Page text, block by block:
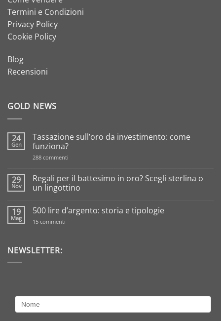
Termini e Condizioni
Privacy Policy
Cookie Policy
Blog
Recensioni
GOLD NEWS
24
Gen
Tassazione sull’oro da investimento: come
funziona?
288 commenti
da
investimento:
come
29
Nov
Regali per il battesimo in oro? Scegli sterlina o
un lingottino
su
per
oro?
Scegli
19
Mag
500 lire d’argento: storia e tipologie
15 commenti
NEWSLETTER: